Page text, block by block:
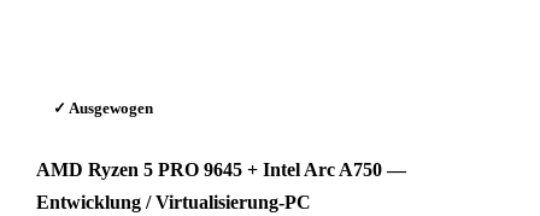
✓ Ausgewogen
AMD Ryzen 5 PRO 9645 + Intel Arc A750 —
Entwicklung / Virtualisierung-PC